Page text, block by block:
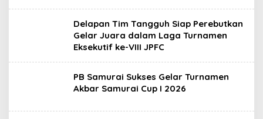
Delapan Tim Tangguh Siap Perebutkan
Gelar Juara dalam Laga Turnamen
Eksekutif ke-VIII JPFC
PB Samurai Sukses Gelar Turnamen
Akbar Samurai Cup I 2026